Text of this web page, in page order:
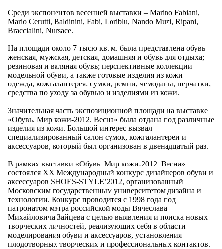
Среди экспонентов весенней выставки – Marino Fabiani,
Mario Cerutti, Baldinini, Fabi, Loriblu, Nando Muzi, Ripani,
Braccialini, Nursace.
На площади около 7 тысю кв. м. была представлена обувь
женская, мужская, детская, домашняя и обувь для отдыха;
резиновая и валяная обувь; перспективные коллекции
модельной обуви, а также готовые изделия из кожи –
одежда, кожгалантерея: сумки, ремни, чемоданы, перчатки;
средства по уходу за обувью и изделиями из кожи.
Значительная часть экспозиционной площади на выставке
«Обувь. Мир кожи-2012. Весна» была отдана под различные
изделия из кожи. Большой интерес вызвал
специализированный салон сумок, кожгалантереи и
аксессуаров, который был организован в двенадцатый раз.
В рамках выставки «Обувь. Мир кожи-2012. Весна»
состоялся XX Международный конкурс дизайнеров обуви и
аксессуаров SHOES-STYLE’2012, организованный
Московским государственным университетом дизайна и
технологии. Конкурс проводится с 1998 года под
патронатом мэтра российской моды Вячеслава
Михайловича Зайцева с целью выявления и поиска новых
творческих личностей, реализующих себя в области
моделирования обуви и аксессуаров, установления
плодотворных творческих и профессиональных контактов.